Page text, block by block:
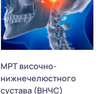
МРТ височно-
нижнечелюстного
сустава (ВНЧС)